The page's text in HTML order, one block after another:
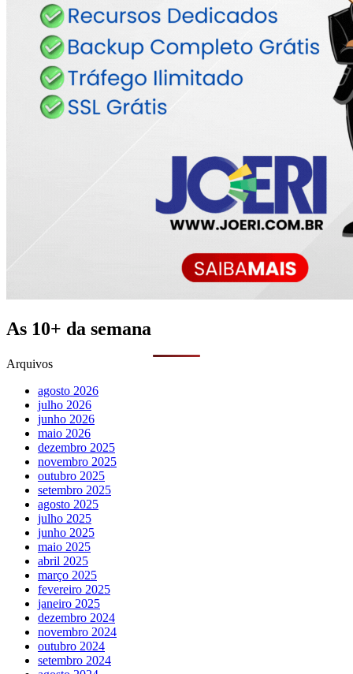
As 10+ da semana
Arquivos
agosto 2026
julho 2026
junho 2026
maio 2026
dezembro 2025
novembro 2025
outubro 2025
setembro 2025
agosto 2025
julho 2025
junho 2025
maio 2025
abril 2025
março 2025
fevereiro 2025
janeiro 2025
dezembro 2024
novembro 2024
outubro 2024
setembro 2024